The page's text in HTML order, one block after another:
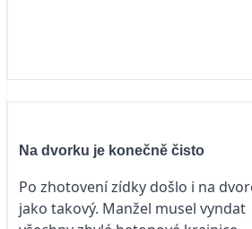
Na dvorku je konečně čisto
Po zhotovení zídky došlo i na
jako takový. Manžel musel vyndat